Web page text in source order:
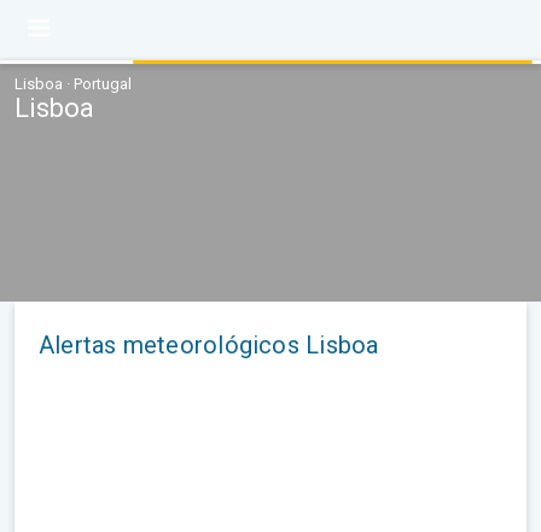
Lisboa · Portugal
Lisboa
Alertas meteorológicos Lisboa